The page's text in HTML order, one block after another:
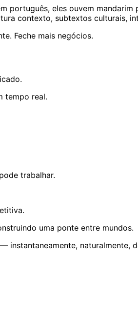
português, eles ouvem
contexto, subtextos culturais,
Feche mais negócios.
tempo real.
trabalhar.
uma ponte entre mundos.
instantaneamente, naturalmente,